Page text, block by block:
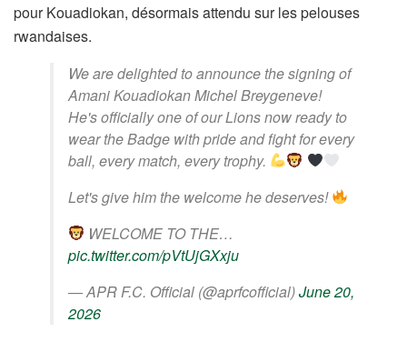
pour Kouadiokan, désormais attendu sur les pelouses
rwandaises.
We are delighted to announce the signing of
Amani Kouadiokan Michel Breygeneve!
He's officially one of our Lions now ready to
wear the Badge with pride and fight for every
ball, every match, every trophy.
Let's give him the welcome he deserves!
WELCOME TO THE…
pic.twitter.com/pVtUjGXxju
— APR F.C. Official (@aprfcofficial)June 20,
2026